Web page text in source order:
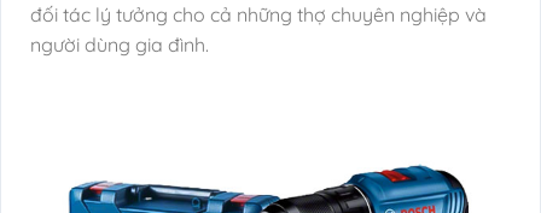
đối tác lý tưởng cho cả những thợ chuyên nghiệp và
người dùng gia đình.